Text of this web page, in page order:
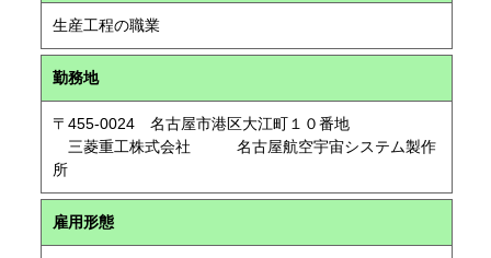
生産工程の職業
勤務地
〒455-0024 名古屋市港区大江町１０番地
三菱重工株式会社 名古屋航空宇宙システム製作
所
雇用形態